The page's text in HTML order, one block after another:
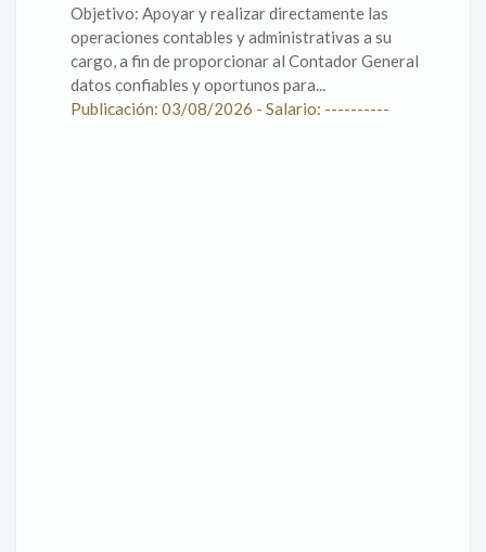
Objetivo: Apoyar y realizar directamente las
operaciones contables y administrativas a su
cargo, a fin de proporcionar al Contador General
datos confiables y oportunos para...
Publicación: 03/08/2026 - Salario: ----------